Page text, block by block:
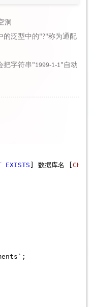
洞
的泛型中的"?"称为通配
字符串"1999-1-1"自动
EXISTS ] 数据库名 [